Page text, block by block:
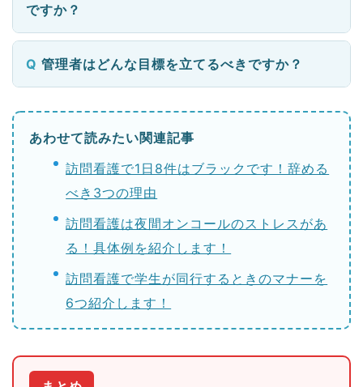
ですか？
管理者はどんな目標を立てるべきですか？
あわせて読みたい関連記事
訪問看護で1日8件はブラックです！辞める
べき3つの理由
訪問看護は夜間オンコールのストレスがあ
る！具体例を紹介します！
訪問看護で学生が同行するときのマナーを
6つ紹介します！